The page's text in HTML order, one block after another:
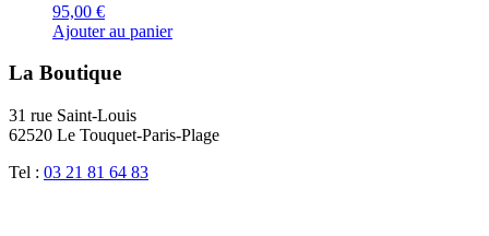
95,00 €
Ajouter au panier
La Boutique
31 rue Saint-Louis
62520 Le Touquet-Paris-Plage
Tel : 03 21 81 64 83